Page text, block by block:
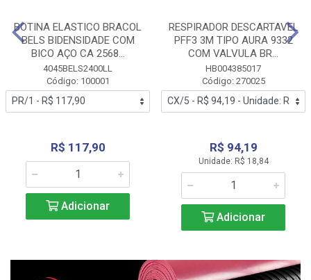
BOTINA ELASTICO BRACOL
BELS BIDENSIDADE COM
BICO AÇO CA 2568...
4045BELS2400LL
Código: 100001
R$ 117,90
Adicionar
RESPIRADOR DESCARTAVEL
PFF3 3M TIPO AURA 9332
COM VALVULA BR...
HB004385017
Código: 270025
R$ 94,19
Unidade: R$ 18,84
Adicionar